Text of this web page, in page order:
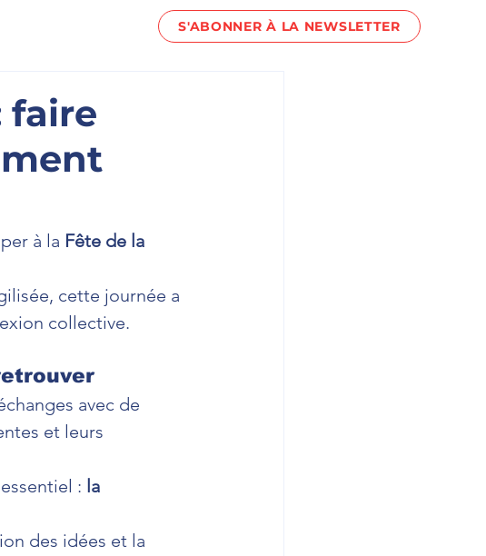
S'ABONNER À LA NEWSLETTER
faire
à la Fête de la
cette journée a
collective.
avec de
et leurs
: la
des idées et la